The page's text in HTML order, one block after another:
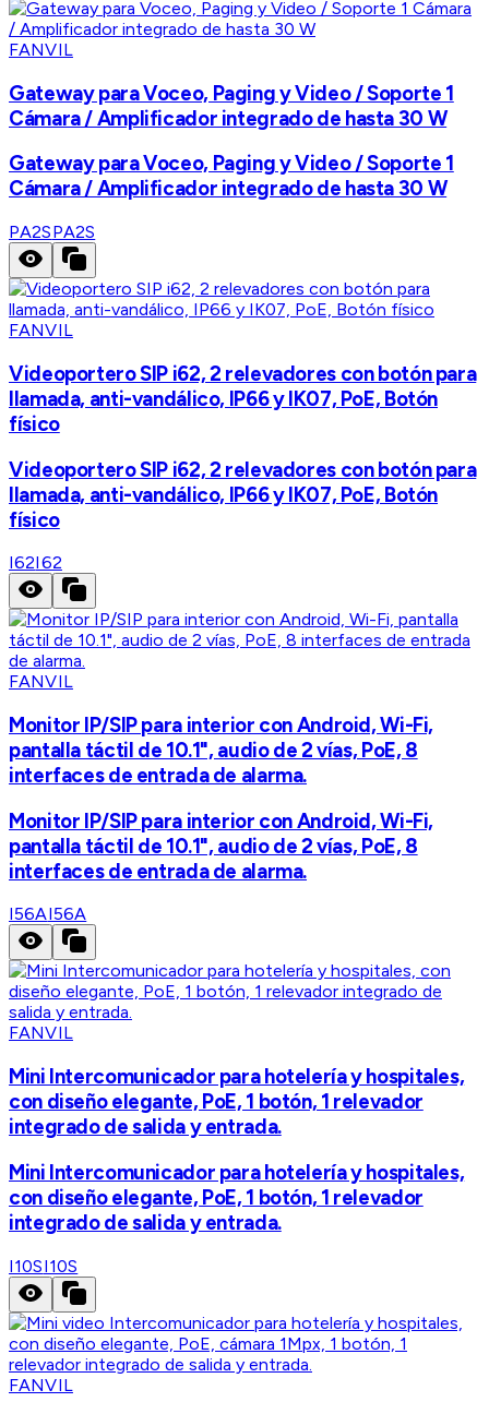
FANVIL
Gateway para Voceo, Paging y Video / Soporte 1
Cámara / Amplificador integrado de hasta 30 W
Gateway para Voceo, Paging y Video / Soporte 1
Cámara / Amplificador integrado de hasta 30 W
PA2SPA2S
FANVIL
Videoportero SIP i62, 2 relevadores con botón para
llamada, anti-vandálico, IP66 y IK07, PoE, Botón
físico
Videoportero SIP i62, 2 relevadores con botón para
llamada, anti-vandálico, IP66 y IK07, PoE, Botón
físico
I62I62
FANVIL
Monitor IP/SIP para interior con Android, Wi-Fi,
pantalla táctil de 10.1", audio de 2 vías, PoE, 8
interfaces de entrada de alarma.
Monitor IP/SIP para interior con Android, Wi-Fi,
pantalla táctil de 10.1", audio de 2 vías, PoE, 8
interfaces de entrada de alarma.
I56AI56A
FANVIL
Mini Intercomunicador para hotelería y hospitales,
con diseño elegante, PoE, 1 botón, 1 relevador
integrado de salida y entrada.
Mini Intercomunicador para hotelería y hospitales,
con diseño elegante, PoE, 1 botón, 1 relevador
integrado de salida y entrada.
I10SI10S
FANVIL